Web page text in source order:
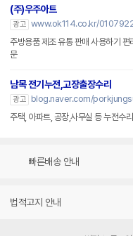
(주)우주아트
광고 www.ok114.co.kr/
주방용품 제조 유통 판매 사용하기 편리한 주방 용품 브레징 3중바닥 전
문
남목 전기누전,고장출장수리
광고
blog.naver.com/
주택, 아파트, 공장,사무실 등 누전수
빠른배송 안내
법적고지 안내